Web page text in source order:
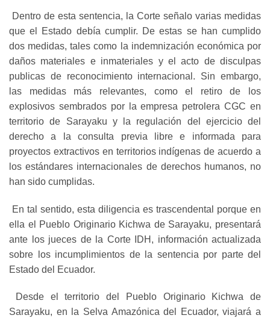
Dentro de esta sentencia, la Corte señalo varias medidas
que el Estado debía cumplir. De estas se han cumplido
dos medidas, tales como la indemnización económica por
daños materiales e inmateriales y el acto de disculpas
publicas de reconocimiento internacional. Sin embargo,
las medidas más relevantes, como el retiro de los
explosivos sembrados por la empresa petrolera CGC en
territorio de Sarayaku y la regulación del ejercicio del
derecho a la consulta previa libre e informada para
proyectos extractivos en territorios indígenas de acuerdo a
los estándares internacionales de derechos humanos, no
han sido cumplidas.
En tal sentido, esta diligencia es trascendental porque en
ella el Pueblo Originario Kichwa de Sarayaku, presentará
ante los jueces de la Corte IDH, información actualizada
sobre los incumplimientos de la sentencia por parte del
Estado del Ecuador.
Desde el territorio del Pueblo Originario Kichwa de
Sarayaku, en la Selva Amazónica del Ecuador, viajará a